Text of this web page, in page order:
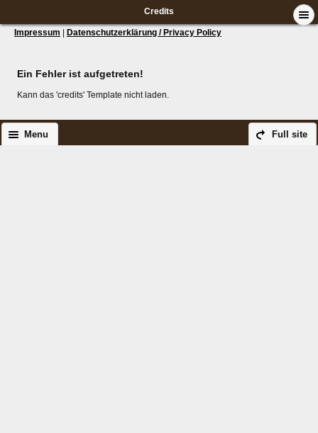
Credits
Impressum Datenschutzerklärung / Privacy Policy
Ein Fehler ist aufgetreten!
Kann das 'credits' Template nicht laden.
Full site
Menu